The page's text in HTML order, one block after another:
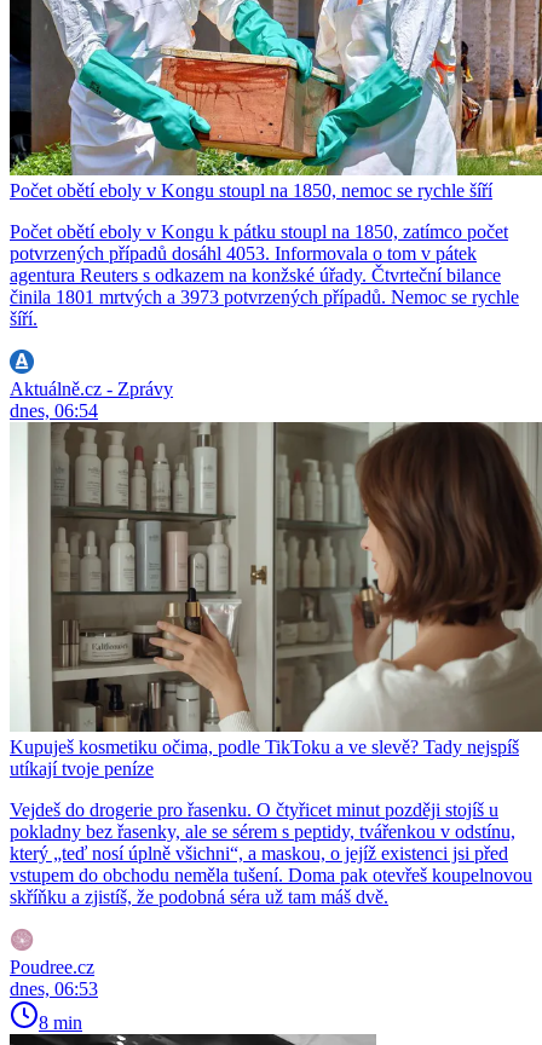
Počet obětí eboly v Kongu stoupl na 1850, nemoc se rychle šíří
Počet obětí eboly v Kongu k pátku stoupl na 1850, zatímco počet
potvrzených případů dosáhl 4053. Informovala o tom v pátek
agentura Reuters s odkazem na konžské úřady. Čtvrteční bilance
činila 1801 mrtvých a 3973 potvrzených případů. Nemoc se rychle
šíří.
Aktuálně.cz - Zprávy
dnes, 06:54
Kupuješ kosmetiku očima, podle TikToku a ve slevě? Tady nejspíš
utíkají tvoje peníze
Vejdeš do drogerie pro řasenku. O čtyřicet minut později stojíš u
pokladny bez řasenky, ale se sérem s peptidy, tvářenkou v odstínu,
který „teď nosí úplně všichni“, a maskou, o jejíž existenci jsi před
vstupem do obchodu neměla tušení. Doma pak otevřeš koupelnovou
skříňku a zjistíš, že podobná séra už tam máš dvě.
Poudree.cz
dnes, 06:53
8 min